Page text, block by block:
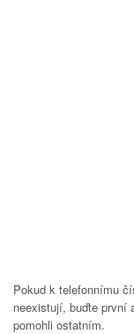
Pokud k telefonnímu
neexistují, buďte první
pomohli ostatním.